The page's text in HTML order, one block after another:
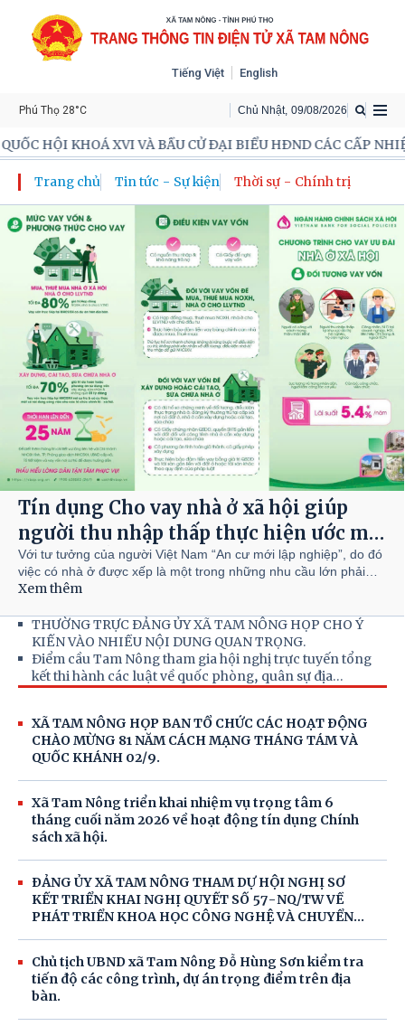
Tiếng Việt English
Chủ Nhật, 09/08/2026
Phú Thọ 28°C
VÀ BẦU CỬ ĐẠI BIỂU HĐND CÁC CẤP NHIỆM KỲ 2026-2031
Trang chủ Tin tức - Sự kiện Thời sự - Chính trị
Tín dụng Cho vay nhà ở xã hội giúp
người thu nhập thấp thực hiện ước mơ
“An cư để lập nghiệp”
Với tư tưởng của người Việt Nam “An cư mới lập nghiệp”, do đó
việc có nhà ở được xếp là một trong những nhu cầu lớn phải
thực hiện của con người. Chính vì vậy, chính sách hỗ trợ cho
có ý nghĩa to lớn và phù hợp với thực tiễn. Từ khi triển khai
chương trình cho vay nhà ở xã hội đến nay, Phòng giao dịch
NHCSXH Tam Nông đã giải quyết cho nhiều khách hàng thuộc
đối tượng vay vốn được tiếp cận với nguồn vốn ưu đãi và đã có
nhà để ở, từ đó yên tâm công tác, lao động, góp phần phát triển
đại hóa đất nước.
Xem thêm
THƯỜNG TRỰC ĐẢNG ỦY XÃ TAM NÔNG HỌP CHO Ý
KIẾN VÀO NHIỀU NỘI DUNG QUAN TRỌNG.
Điểm cầu Tam Nông tham gia hội nghị trực tuyến tổng
kết thi hành các luật về quốc phòng, quân sự địa
phương.
XÃ TAM NÔNG HỌP BAN TỔ CHỨC CÁC HOẠT ĐỘNG
CHÀO MỪNG 81 NĂM CÁCH MẠNG THÁNG TÁM VÀ
QUỐC KHÁNH 02/9.
Xã Tam Nông triển khai nhiệm vụ trọng tâm 6
tháng cuối năm 2026 về hoạt động tín dụng Chính
sách xã hội.
ĐẢNG ỦY XÃ TAM NÔNG THAM DỰ HỘI NGHỊ SƠ
KẾT TRIỂN KHAI NGHỊ QUYẾT SỐ 57-NQ/TW VỀ
PHÁT TRIỂN KHOA HỌC CÔNG NGHỆ VÀ CHUYỂN
Chủ tịch UBND xã Tam Nông Đỗ Hùng Sơn kiểm tra
tiến độ các công trình, dự án trọng điểm trên địa
bàn.